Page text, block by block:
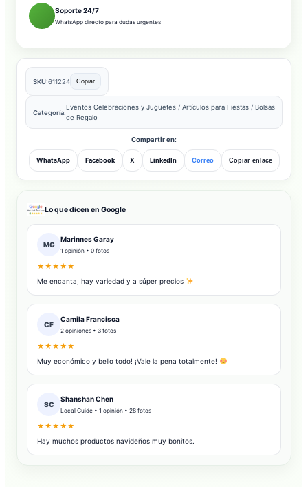
Soporte 24/7
WhatsApp directo para dudas urgentes
SKU:611224 Copiar
Categoría:
Eventos Celebraciones y Juguetes / Artículos para Fiestas / Bolsas
de Regalo
Compartir en:
WhatsApp Facebook X LinkedIn Correo Copiar enlace
Lo que dicen en Google
MG
Marinnes Garay
1 opinión • 0 fotos
★★★★★
Me encanta, hay variedad y a súper precios
CF
Camila Francisca
2 opiniones • 3 fotos
★★★★★
Muy económico y bello todo! ¡Vale la pena totalmente!
SC
Shanshan Chen
Local Guide • 1 opinión • 28 fotos
★★★★★
Hay muchos productos navideños muy bonitos.